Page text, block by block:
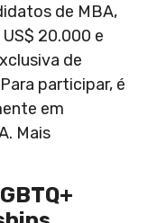
de MBA,
20.000 e
de
participar, é
em
Mais